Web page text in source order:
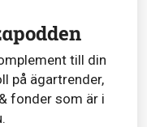
till din
på ägartrender,
fonder som är i